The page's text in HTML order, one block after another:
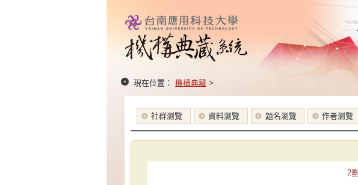
現在位置： 機構典藏 >
社群瀏覽 資料瀏覽 題名瀏覽 作者瀏覽
2劃